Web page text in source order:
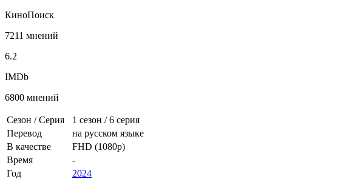
КиноПоиск
7211 мнений
6.2
IMDb
6800 мнений
Сезон / Серия 1 сезон /6 серия
Перевод
на русском языке
В качестве
FHD (1080p)
Время
-
Год
2024